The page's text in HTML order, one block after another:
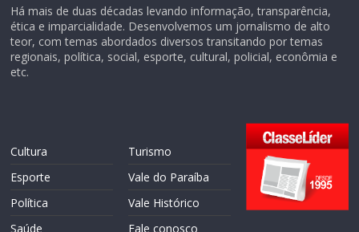
Há mais de duas décadas levando informação, transparência,
ética e imparcialidade. Desenvolvemos um jornalismo de alto
teor, com temas abordados diversos transitando por temas
regionais, política, social, esporte, cultural, policial, econômia e
etc.
Cultura
Esporte
Política
Saúde
Turismo
Vale do Paraíba
Vale Histórico
Fale conosco